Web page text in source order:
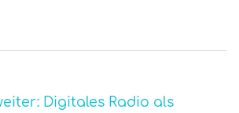
Digitales Radio als